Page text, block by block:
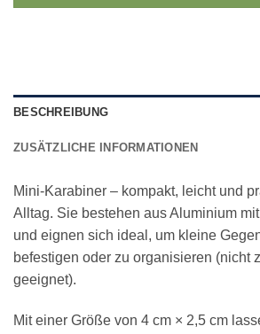
BESCHREIBUNG
ZUSÄTZLICHE INFORMATIONEN
Mini-Karabiner – kompakt, leicht und
Alltag. Sie bestehen aus Aluminium
und eignen sich ideal, um kleine
befestigen oder zu organisieren (nicht
geeignet).
Mit einer Größe von 4 cm × 2,5 cm